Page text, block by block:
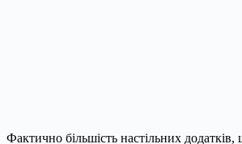
Фактично більшість настільних